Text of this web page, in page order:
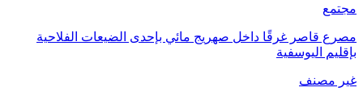
مجتمع
مصرع قاصر غرقًا داخل صهريج مائي بإحدى الضيعات الفلاحية
بإقليم اليوسفية
غير مصنف